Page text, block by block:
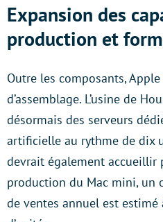
Expansion des
production et
Outre les composants,
d’assemblage. L’usine de
désormais des serveurs
artificielle au rythme de dix
devrait également accueillir
production du Mac mini, un
de ventes annuel est